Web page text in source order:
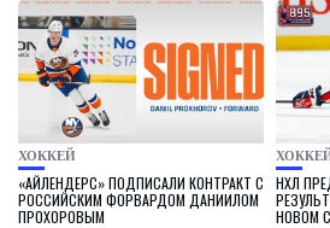
ХОККЕЙ
«АЙЛЕНДЕРС» ПОДПИСАЛИ КОНТРАКТ С
РОССИЙСКИМ ФОРВАРДОМ ДАНИИЛОМ
ПРОХОРОВЫМ
НХЛ
НОВОМ